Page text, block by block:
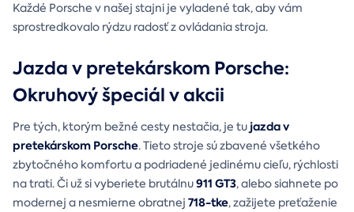
Každé Porsche v našej stajni je vyladené tak, aby vám
sprostredkovalo rýdzu radosť z ovládania stroja.
Jazda v pretekárskom Porsche:
Okruhový špeciál v akcii
Pre tých, ktorým bežné cesty nestačia, je tu jazda v
pretekárskom Porsche. Tieto stroje sú zbavené všetkého
zbytočného komfortu a podriadené jedinému cieľu, rýchlosti
na trati. Či už si vyberiete brutálnu911 GT3, alebo siahnete po
modernej a nesmierne obratnej 718-tke, zažijete preťaženie